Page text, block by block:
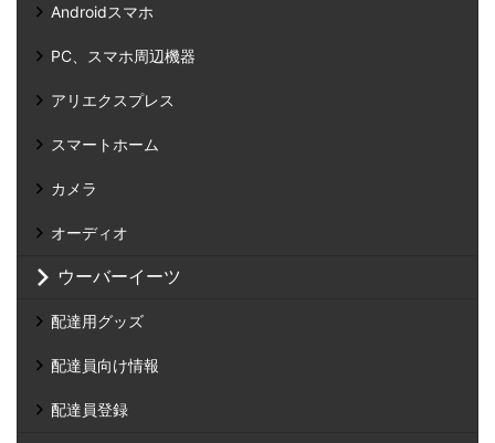
Androidスマホ
PC、スマホ周辺機器
アリエクスプレス
スマートホーム
カメラ
オーディオ
ウーバーイーツ
配達用グッズ
配達員向け情報
配達員登録